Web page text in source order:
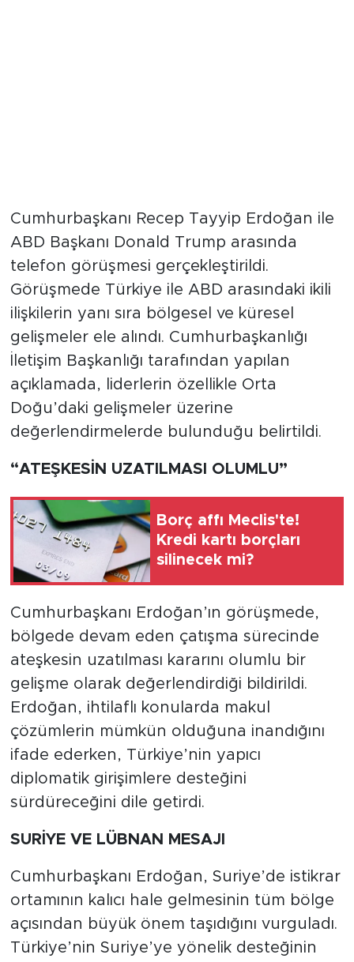
Cumhurbaşkanı Recep Tayyip Erdoğan ile
ABD Başkanı Donald Trump arasında
telefon görüşmesi gerçekleştirildi.
Görüşmede Türkiye ile ABD arasındaki ikili
ilişkilerin yanı sıra bölgesel ve küresel
gelişmeler ele alındı. Cumhurbaşkanlığı
İletişim Başkanlığı tarafından yapılan
açıklamada, liderlerin özellikle Orta
Doğu’daki gelişmeler üzerine
değerlendirmelerde bulunduğu belirtildi.
“ATEŞKESİN UZATILMASI OLUMLU”
Borç affı Meclis'te!
Kredi kartı borçları
silinecek mi?
Cumhurbaşkanı Erdoğan’ın görüşmede,
bölgede devam eden çatışma sürecinde
ateşkesin uzatılması kararını olumlu bir
gelişme olarak değerlendirdiği bildirildi.
Erdoğan, ihtilaflı konularda makul
çözümlerin mümkün olduğuna inandığını
ifade ederken, Türkiye’nin yapıcı
diplomatik girişimlere desteğini
sürdüreceğini dile getirdi.
SURİYE VE LÜBNAN MESAJI
Cumhurbaşkanı Erdoğan, Suriye’de istikrar
ortamının kalıcı hale gelmesinin tüm bölge
açısından büyük önem taşıdığını vurguladı.
Türkiye’nin Suriye’ye yönelik desteğinin